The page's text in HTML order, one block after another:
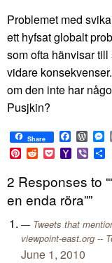
Problemet med
ett hyfsat globalt
som ofta hänvisar
vidare
om den inte har
Pusjkin?
Share
Pinterest
RedditPocketYahoo
Mail
Viber
2 Responses to
en enda röra””
Tweets that
viewpoint-east.org --
June 1, 2010